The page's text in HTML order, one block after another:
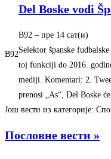
B92
Del Boske vodi
B92 – ‎пре 14 сат(и)‎
Selektor španske
toj funkciji do 2016.
mediji. Komentari: 2.
prenosi „As“, Del Boske
Још вести из категорије:
Пословне вести »